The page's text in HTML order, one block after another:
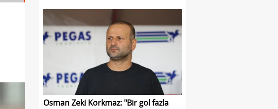
Osman Zeki Korkmaz: "Bir gol fazla